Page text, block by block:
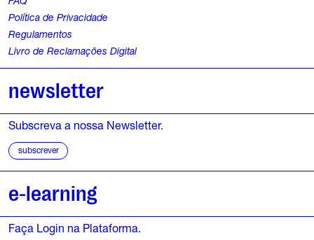
o
r
6
J
u
n
h
o
Política de Privacidade
Regulamentos
Livro de Reclamações Digital
newsletter
Subscreva a nossa Newsletter.
subscrever
e-learning
Faça Login na Plataforma.